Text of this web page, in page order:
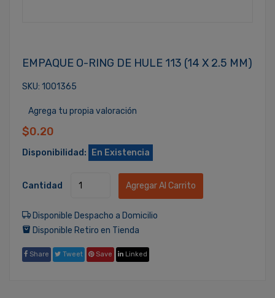
EMPAQUE O-RING DE HULE 113 (14 X 2.5 MM)
SKU: 1001365
Agrega tu propia valoración
$0.20
Disponibilidad: En Existencia
Cantidad Agregar Al Carrito
Disponible Despacho a Domicilio
Disponible Retiro en Tienda
Share Tweet Save Linked